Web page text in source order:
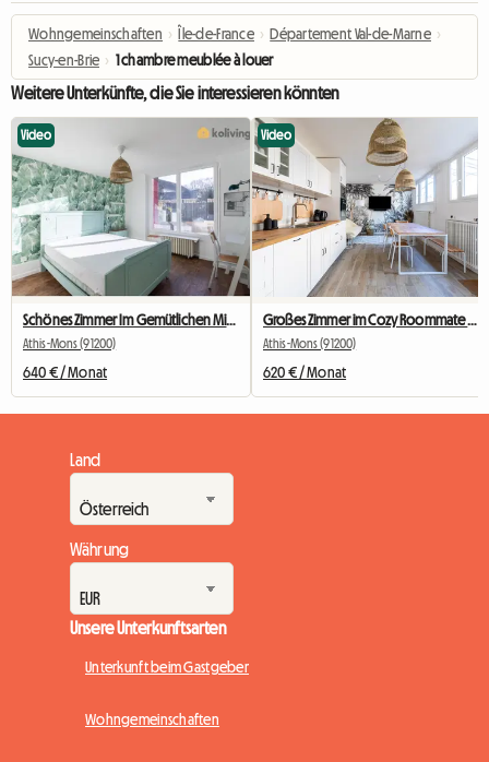
Wohngemeinschaften › Île-de-France › Département Val-de-Marne ›
Sucy-en-Brie › 1 chambre meublée à louer
Weitere Unterkünfte, die Sie interessieren könnten
Video
Schönes Zimmer Im Gemütlichen Mitbewohner Nr. 2
Athis-Mons (91200)
640 € / Monat
Video
Athis-Mons (91200)
620 € / Monat
Land
Währung
Unsere Unterkunftsarten
Unterkunft beim Gastgeber
Wohngemeinschaften